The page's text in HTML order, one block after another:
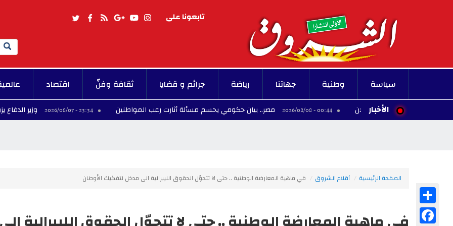
تابعونا على
Search
سياسة وطنية جهاتنا رياضة جرائم و قضايا ثقافة وفنّ اقتصاد
الأخبار
00:44 - 2026/08/08 مصر.. بيان حكومي يحسم مسألة أثارت رعب المواطنين 23:34 - 2026/08/07 وزير الدفاع يزور
الصفحة الرئيسية أقلام الشروق في ماهية المعارضة الوطنية .. حتى لا تتحوّل الحقوق الليبرالية الى مدخل لتفكيك الأوطان
Facebook